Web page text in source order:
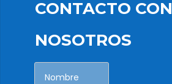
CONTACTO CON
NOSOTROS